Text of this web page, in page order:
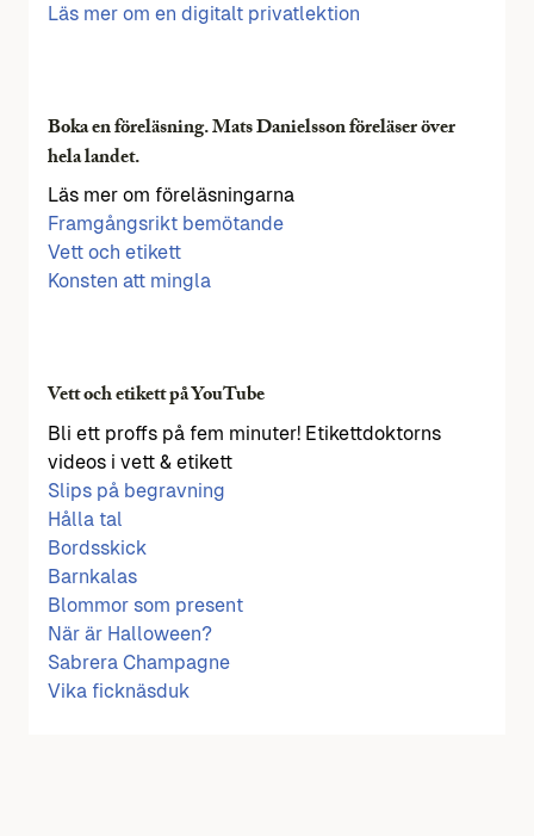
Läs mer om en digitalt privatlektion
Boka en föreläsning. Mats Danielsson föreläser över
hela landet.
Läs mer om föreläsningarna
Framgångsrikt bemötande
Vett och etikett
Konsten att mingla
Vett och etikett på YouTube
Bli ett proffs på fem minuter! Etikettdoktorns
videos i vett & etikett
Slips på begravning
Hålla tal
Bordsskick
Barnkalas
Blommor som present
När är Halloween?
Sabrera Champagne
Vika ficknäsduk